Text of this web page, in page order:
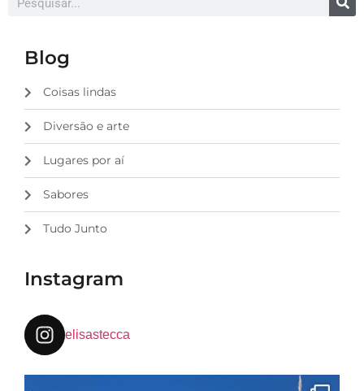
Blog
Coisas lindas
Diversão e arte
Lugares por aí
Sabores
Tudo Junto
Instagram
elisastecca